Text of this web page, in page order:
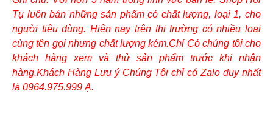
Tụ luôn bán những sản phẩm có chất lượng, loại 1, cho
người tiêu dùng. Hiện nay trên thị trường có nhiều loại
cùng tên gọi nhưng chất lượng kém.Chỉ Có chúng tôi cho
khách hàng xem và thử sản phẩm trước khi nhận
hàng.Khách Hàng Lưu ý Chúng Tôi chỉ có Zalo duy nhất
là 0964.975.999 Ạ.